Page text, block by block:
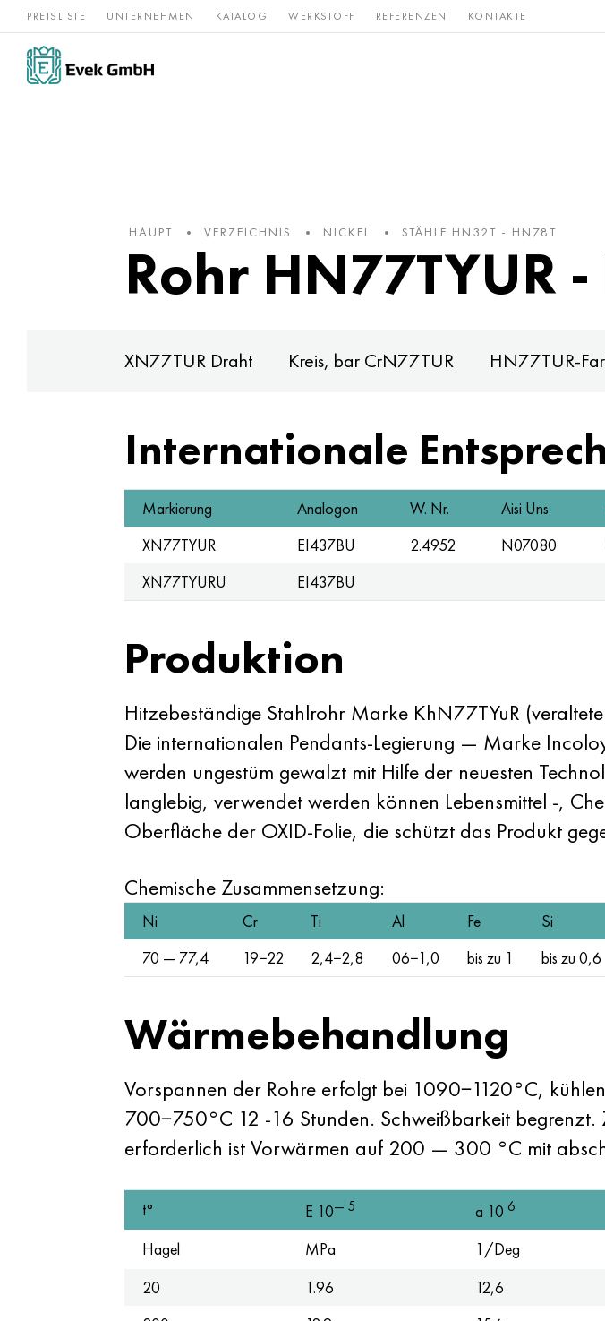
PREISLISTE UNTERNEHMEN KATALOG WERKSTOFF REFERENZEN KONTAKTE
Nickel Rostfreier Seltene Erden &
HAUPT VERZEICHNIS NICKEL STÄHLE HN32T - HN78T
Rohr HN77TYUR -
XN77TUR Draht Kreis, bar CrN77TUR HN77TUR-
Internationale
Markierung Analogon W. Nr. Aisi Uns
XN77TYUR
EI437BU 2.4952 N07080
XN77TYURU
EI437BU
Produktion
Hitzebeständige Stahlrohr Marke KhN77TYuR
Die internationalen Pendants-Legierung — Marke
werden ungestüm gewalzt mit Hilfe der neuesten
langlebig, verwendet werden können Lebensmittel -,
Oberfläche der OXID-Folie, die schützt das Produkt
Chemische Zusammensetzung:
Ni Cr Ti Al Fe Si
70 — 77,4
19−22 2,4−2,8 06−1,0 bis zu 1 bis zu 0,6
Wärmebehandlung
Vorspannen der Rohre erfolgt bei 1090−1120°C,
700−750°C 12 -16 Stunden. Schweißbarkeit
erforderlich ist Vorwärmen auf 200 — 300 °C mit
t° E 10— 5 a 10 6
Hagel
MPa 1/Deg
20 1.96 12,6